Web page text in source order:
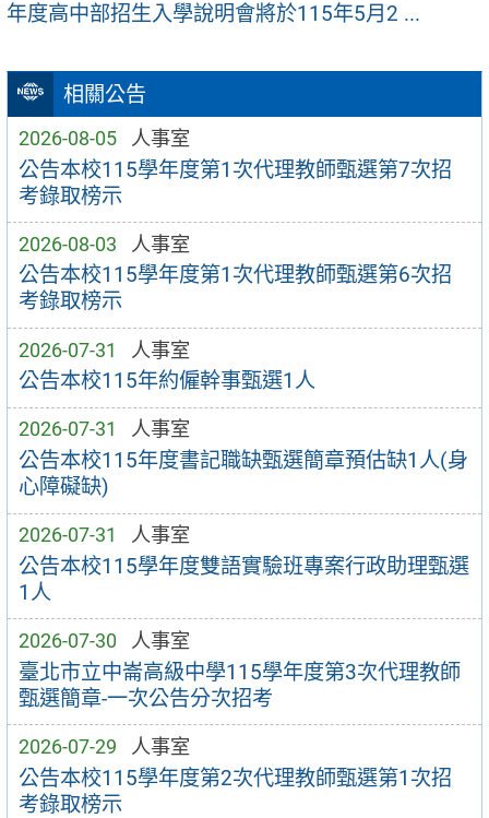
相關公告
2026-08-05 人事室
公告本校115學年度第1次代理教師甄選第7次招
考錄取榜示
2026-08-03 人事室
公告本校115學年度第1次代理教師甄選第6次招
考錄取榜示
2026-07-31 人事室
公告本校115年約僱幹事甄選1人
2026-07-31 人事室
公告本校115年度書記職缺甄選簡章預估缺1人(身
心障礙缺)
2026-07-31 人事室
公告本校115學年度雙語實驗班專案行政助理甄選
1人
2026-07-30 人事室
臺北市立中崙高級中學115學年度第3次代理教師
甄選簡章-一次公告分次招考
2026-07-29 人事室
公告本校115學年度第2次代理教師甄選第1次招
考錄取榜示
年度高中部招生入學說明會將於115年5月2 ...